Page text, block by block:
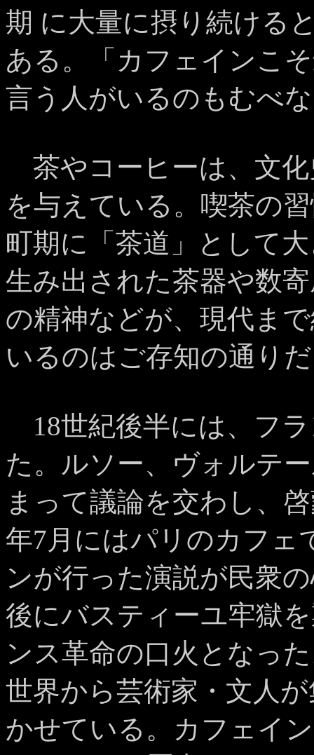
期 に大量に摂り続ける
ある。「カフェインこ
言う人がいるのもむべ
茶やコーヒーは、文
を与えている。喫茶の
町期に「茶道」として
生み出された茶器や数
の精神などが、現代ま
いるのはご存知の通り
18世紀後半には、フ
た。ルソー、ヴォルテ
まって議論を交わし、
年7月にはパリのカフェ
ンが行った演説が民衆
後にバスティーユ牢獄
ンス革命の口火となっ
世界から芸術家・文人
かせている。カフェイ